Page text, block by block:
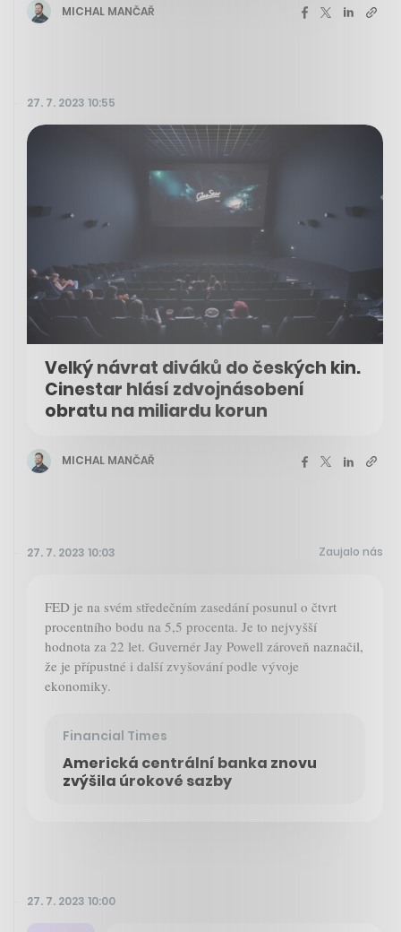
MICHAL MANČAŘ
27. 7. 2023 10:55
Velký návrat diváků do českých kin.
Cinestar hlásí zdvojnásobení
obratu na miliardu korun
MICHAL MANČAŘ
27. 7. 2023 10:03 Zaujalo nás
FED je na svém středečním zasedání posunul o čtvrt
procentního bodu na 5,5 procenta. Je to nejvyšší
hodnota za 22 let. Guvernér Jay Powell zároveň naznačil,
že je přípustné i další zvyšování podle vývoje
ekonomiky.
Financial Times
Americká centrální banka znovu
zvýšila úrokové sazby
27. 7. 2023 10:00